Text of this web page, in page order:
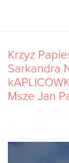
Krzyz
Sarkandra
Msze Jan